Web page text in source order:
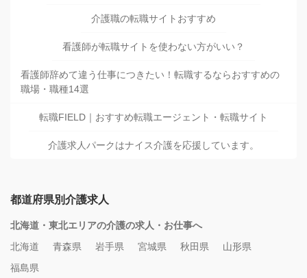
介護職の転職サイトおすすめ
看護師が転職サイトを使わない方がいい？
看護師辞めて違う仕事につきたい！転職するならおすすめの
職場・職種14選
転職FIELD｜おすすめ転職エージェント・転職サイト
介護求人パークはナイス介護を応援しています。
都道府県別介護求人
北海道・東北エリアの介護の求人・お仕事へ
北海道
青森県 岩手県 宮城県 秋田県
山形県
福島県